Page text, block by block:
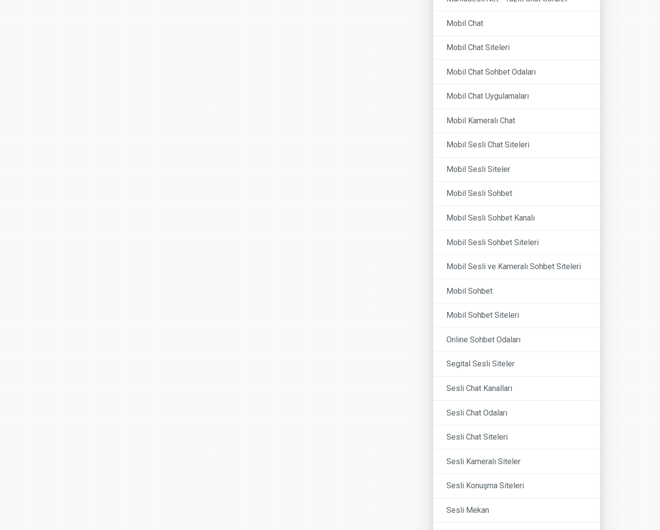
Mobil Chat
Mobil Chat Siteleri
Mobil Chat Sohbet Odaları
Mobil Chat Uygulamaları
Mobil Kameralı Chat
Mobil Sesli Chat Siteleri
Mobil Sesli Siteler
Mobil Sesli Sohbet
Mobil Sesli Sohbet Kanalı
Mobil Sesli Sohbet Siteleri
Mobil Sesli ve Kameralı Sohbet Siteleri
Mobil Sohbet
Mobil Sohbet Siteleri
Online Sohbet Odaları
Segital Sesli Siteler
Sesli Chat Kanalları
Sesli Chat Odaları
Sesli Chat Siteleri
Sesli Kameralı Siteler
Sesli Konuşma Siteleri
Sesli Mekan